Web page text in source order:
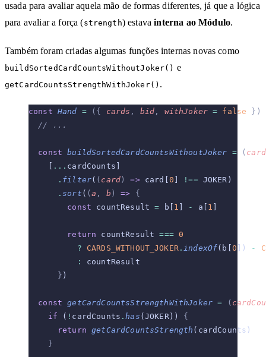
usada para avaliar aquela mão de formas diferentes, já que a lógica
para avaliar a força (strength) estavainterna ao Módulo.
Também foram criadas algumas funções internas novas como
buildSortedCardCountsWithoutJoker() e
getCardCountsStrengthWithJoker() .
const Hand = ({ cards , bid , withJoker = false })
  // ...
  const
buildSortedCardCountsWithoutJoker = (
... cardCounts]
      .
filter( ( card ) => card[ 0 !== JOKER)
      .
sort ( (a , b ) => {
        const
countResult = b[ 1 - a[ 1
        return
countResult === 0
          ?
CARDS_WITHOUT_JOKER.indexOf(b[ 0 ]) -
          :
countResult
      }
)
  const
getCardCountsStrengthWithJoker = (
    if
( ! cardCounts .has (JOKER)) {
      return
getCardCountsStrength (cardCounts)
    }